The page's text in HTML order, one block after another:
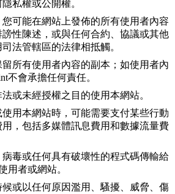
私權或公開權。
可能在網站上發佈的所有使用者內容
性陳述，或與任何合約、協議或其他
法管轄區的法律相抵觸。
所有使用者內容的副本；如使用者內
不會承擔任何責任。
或未經授權之目的使用本網站。
用本網站時，可能需要支付某些行動
，包括多媒體訊息費用和數據流量費
毒或任何具有破壞性的程式碼傳輸給
用者或網站。
或以任何原因濫用、騷擾、威脅、傷